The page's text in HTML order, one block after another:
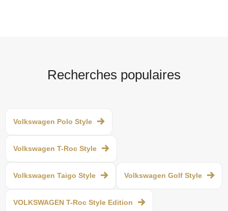
Recherches populaires
Volkswagen Polo Style
Volkswagen T-Roc Style
Volkswagen Taigo Style Volkswagen Golf Style
VOLKSWAGEN T-Roc Style Edition